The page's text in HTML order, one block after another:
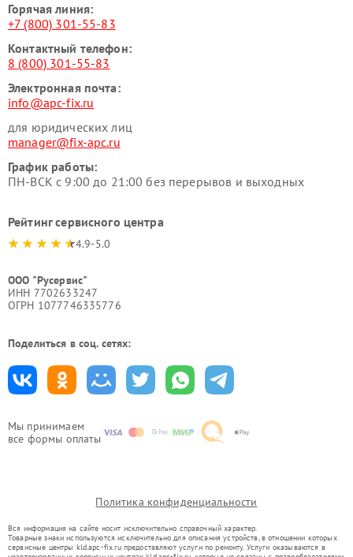
Мы принимаем
все формы оплаты
Горячая линия:
+7 (800) 301-55-83
Контактный телефон:
8 (800) 301-55-83
Электронная почта:
info@apc-fix.ru
для юридических лиц
manager@fix-apc.ru
График работы:
ПН-ВСК с 9:00 до 21:00 без перерывов и выходных
Рейтинг сервисного центра
4.9-5.0
ООО "Русервис"
ИНН 7702633247
ОГРН 1077746335776
Поделиться в соц. сетях:
Политика конфиденциальности
Вся информация на сайте носит исключительно справочный характер.
Товарные знаки используются исключительно для описания устройств, в отношении которых
сервисные центры kld.apc-fix.ru предоставляют услуги по ремонту. Услуги оказываются в